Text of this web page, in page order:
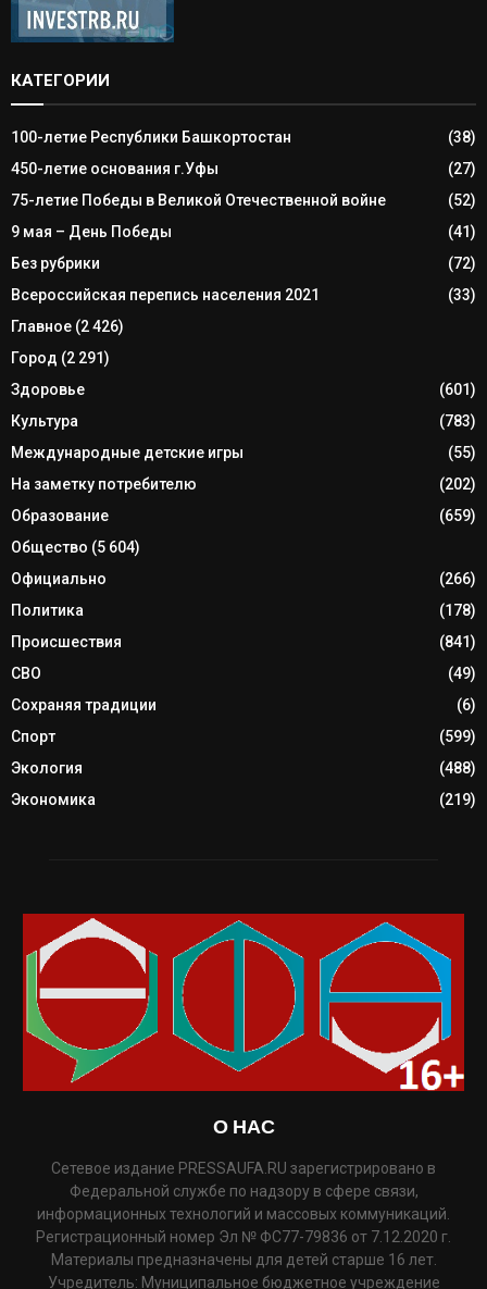
КАТЕГОРИИ
100-летие Республики Башкортостан
(38)
450-летие основания г.Уфы
(27)
75-летие Победы в Великой Отечественной войне
(52)
9 мая – День Победы
(41)
Без рубрики
(72)
Всероссийская перепись населения 2021
(33)
Главное (2 426)
Город (2 291)
Здоровье
(601)
Культура
(783)
Международные детские игры
(55)
На заметку потребителю
(202)
Образование
(659)
Общество (5 604)
Официально
(266)
Политика
(178)
Происшествия
(841)
СВО
(49)
Сохраняя традиции
(6)
Спорт
(599)
Экология
(488)
Экономика
(219)
О НАС
Сетевое издание PRESSAUFA.RU зарегистрировано в
Федеральной службе по надзору в сфере связи,
информационных технологий и массовых коммуникаций.
Регистрационный номер Эл № ФС77-79836 от 7.12.2020 г.
Материалы предназначены для детей старше 16 лет.
Учредитель: Муниципальное бюджетное учреждение